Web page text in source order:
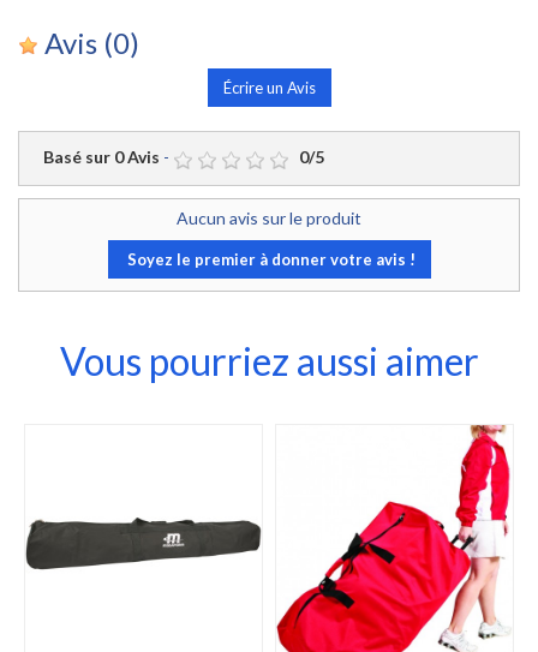
Avis (0)
Écrire un Avis
Basé sur 0Avis - 0/5
Aucun avis sur le produit
Soyez le premier à donner votre avis !
Vous pourriez aussi aimer